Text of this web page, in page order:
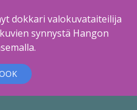
dokkari valokuvataiteilija
synnystä Hangon